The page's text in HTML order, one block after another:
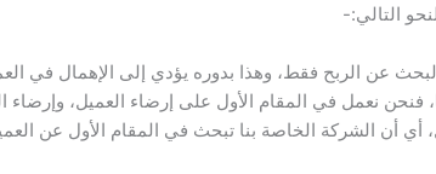
التالي:-
عن الربح فقط، وهذا بدوره يؤدي إلى الإهمال في
فنحن نعمل في المقام الأول على إرضاء العميل، وإرضاء
أي أن الشركة الخاصة بنا تبحث في المقام الأول